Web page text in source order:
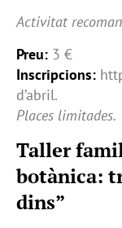
Activitat
Preu: 3 €
Inscripcions:
d’abril.
Places limitades.
Taller
botànica:
dins”